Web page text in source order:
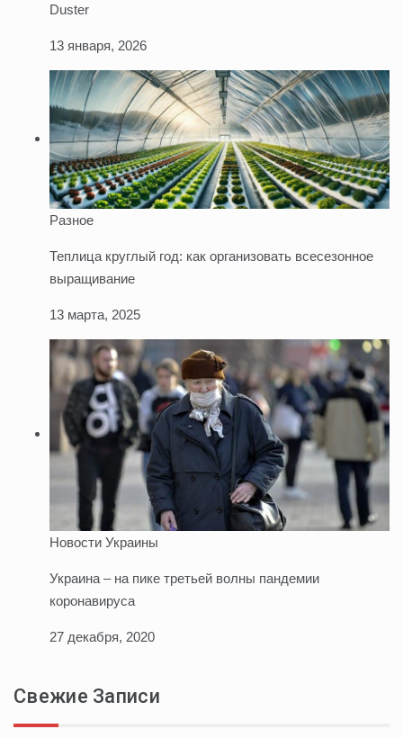
Duster
13 января, 2026
Разное
Теплица круглый год: как организовать всесезонное
выращивание
13 марта, 2025
Новости Украины
Украина – на пике третьей волны пандемии
коронавируса
27 декабря, 2020
Свежие Записи